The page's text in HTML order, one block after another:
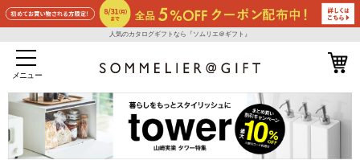
人気のカタログギフトなら『ソムリエ＠ギフト』
メニュー